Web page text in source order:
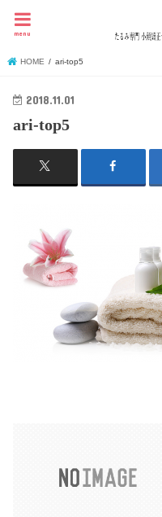
menu
HOME ari-top5
2018.11.01
ari-top5